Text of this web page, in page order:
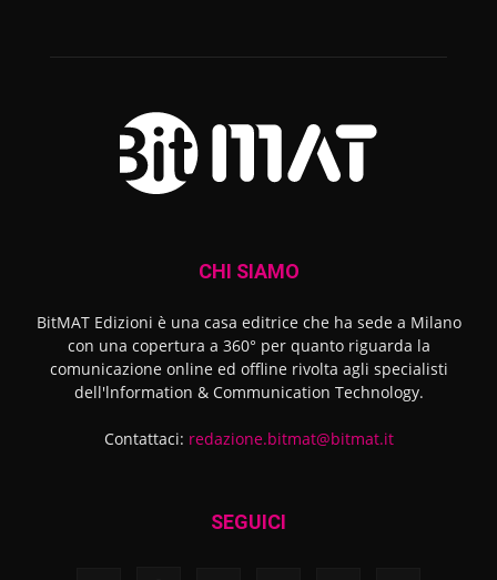
CHI SIAMO
BitMAT Edizioni è una casa editrice che ha sede a Milano
con una copertura a 360° per quanto riguarda la
comunicazione online ed offline rivolta agli specialisti
dell'lnformation & Communication Technology.
Contattaci: redazione.bitmat@bitmat.it
SEGUICI